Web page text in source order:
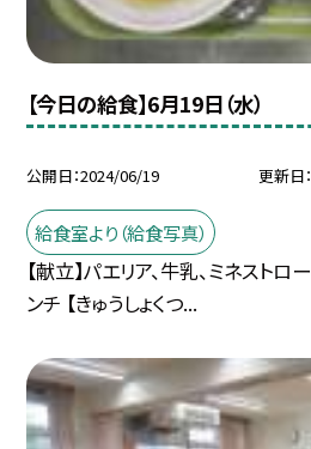
【今日の給食】6月19日（水）
公開日 2024/06/19 更新日
給食室より（給食写真）
【献立】パエリア、牛乳、ミネストロ
ンチ 【きゅうしょくつ...